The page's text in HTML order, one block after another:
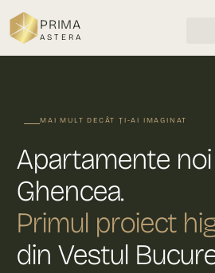
PRIMA
ASTERA
MAI MULT DECÂT ȚI-AI IMAGINAT
Apartamente
Ghencea.
Primul proiect
din Vestul